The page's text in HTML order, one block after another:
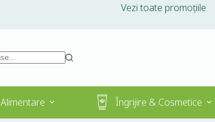
Vezi toate promoțiile
Alimentare Îngrijire & Cosmetice